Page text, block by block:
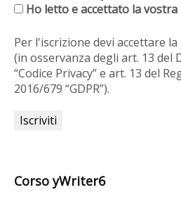
Ho letto e accettato la vostra
Per l'iscrizione devi accettare
(in osservanza degli art. 13 del
“Codice Privacy” e art. 13 del
2016/679 “GDPR”).
Corso yWriter6